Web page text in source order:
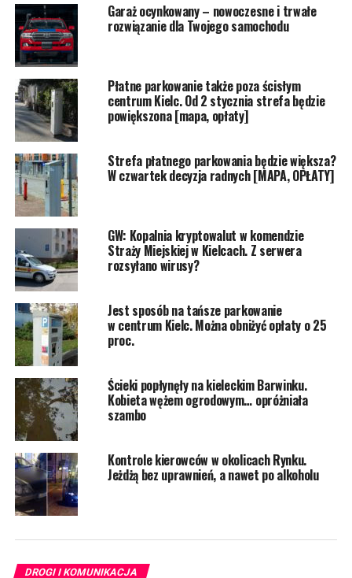
Garaż ocynkowany – nowoczesne i trwałe
rozwiązanie dla Twojego samochodu
Płatne parkowanie także poza ścisłym
centrum Kielc. Od 2 stycznia strefa będzie
powiększona [mapa, opłaty]
Strefa płatnego parkowania będzie większa?
W czwartek decyzja radnych [MAPA, OPŁATY]
GW: Kopalnia kryptowalut w komendzie
Straży Miejskiej w Kielcach. Z serwera
rozsyłano wirusy?
Jest sposób na tańsze parkowanie
w centrum Kielc. Można obniżyć opłaty o 25
proc.
Ścieki popłynęły na kieleckim Barwinku.
Kobieta wężem ogrodowym… opróżniała
szambo
Kontrole kierowców w okolicach Rynku.
Jeżdżą bez uprawnień, a nawet po alkoholu
DROGI I KOMUNIKACJA